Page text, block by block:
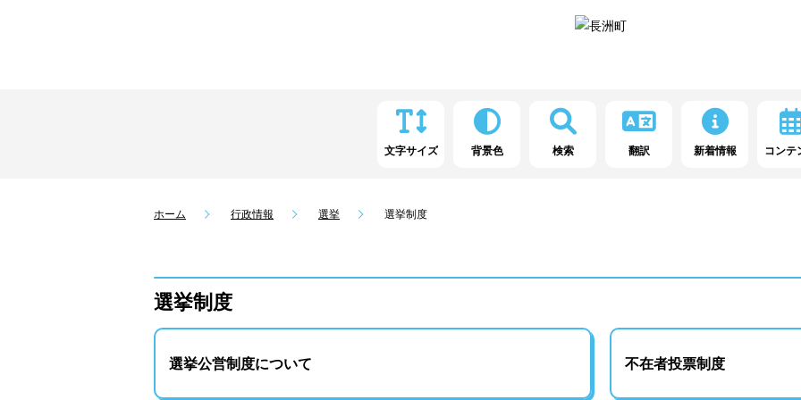
文字サイズ 背景色 検索 翻訳 新着情報 コンテ
ホーム 行政情報 選挙 選挙制度
選挙制度
選挙公営制度について 不在者投票制度